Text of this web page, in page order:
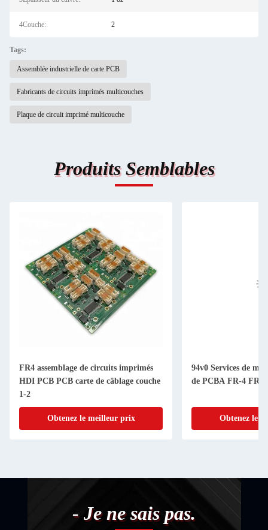
4Couche: 2
Tags:
Assemblée industrielle de carte PCB
Fabricants de circuits imprimés multicouches
Plaque de circuit imprimé multicouche
Produits Semblables
FR4 assemblage de circuits imprimés
HDI PCB PCB carte de câblage couche
1-2
Obtenez le meilleur prix
94v0 Services de
de PCBA FR-4
Obtenez le
- Je ne sais pas.